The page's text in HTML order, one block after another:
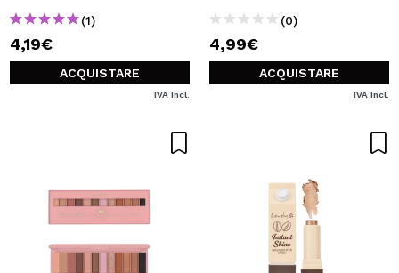
(1)
4,19€
ACQUISTARE
IVA Incl.
(0)
4,99€
ACQUISTARE
IVA Incl.